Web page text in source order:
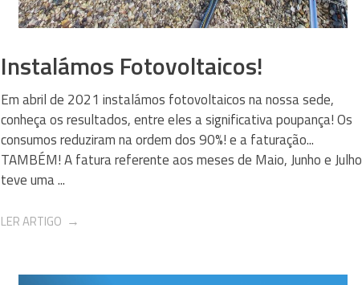
Instalámos Fotovoltaicos!
Em abril de 2021 instalámos fotovoltaicos na nossa sede,
conheça os resultados, entre eles a significativa poupança! Os
consumos reduziram na ordem dos 90%! e a faturação...
TAMBÉM! A fatura referente aos meses de Maio, Junho e Julho
teve uma ...
LER ARTIGO